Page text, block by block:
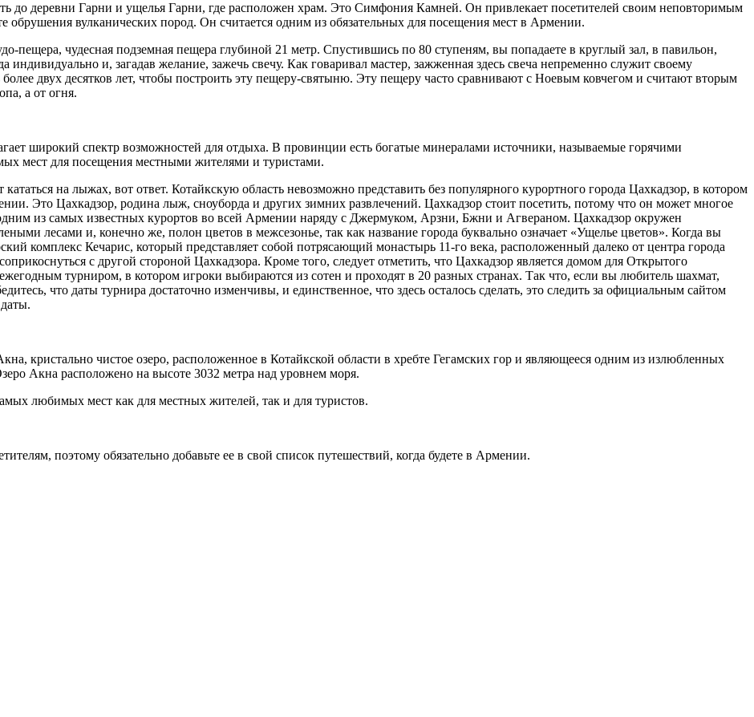
до деревни Гарни и ущелья Гарни, где расположен храм. Это Симфония Камней. Он привлекает посетителей своим неповторимым
обрушения вулканических пород. Он считается одним из обязательных для посещения мест в Армении.
пещера, чудесная подземная пещера глубиной 21 метр. Спустившись по 80 ступеням, вы попадаете в круглый зал, в павильон,
и, загадав желание, зажечь свечу. Как говаривал мастер, зажженная здесь свеча непременно служит своему
двух десятков лет, чтобы построить эту пещеру-святыню. Эту пещеру часто сравнивают с Ноевым ковчегом и считают вторым
а от огня.
широкий спектр возможностей для отдыха. В провинции есть богатые минералами источники, называемые горячими
мест для посещения местными жителями и туристами.
на лыжах, вот ответ. Котайкскую область невозможно представить без популярного курортного города Цахкадзор, в котором
Это Цахкадзор, родина лыж, сноуборда и других зимних развлечений. Цахкадзор стоит посетить, потому что он может многое
из самых известных курортов во всей Армении наряду с Джермуком, Арзни, Бжни и Агвераном. Цахкадзор окружен
лесами и, конечно же, полон цветов в межсезонье, так как название города буквально означает «Ущелье цветов». Когда вы
комплекс Кечарис, который представляет собой потрясающий монастырь 11-го века, расположенный далеко от центра города
с другой стороной Цахкадзора. Кроме того, следует отметить, что Цахкадзор является домом для Открытого
турниром, в котором игроки выбираются из сотен и проходят в 20 разных странах. Так что, если вы любитель шахмат,
что даты турнира достаточно изменчивы, и единственное, что здесь осталось сделать, это следить за официальным сайтом
кристально чистое озеро, расположенное в Котайкской области в хребте Гегамских гор и являющееся одним из излюбленных
Акна расположено на высоте 3032 метра над уровнем моря.
любимых мест как для местных жителей, так и для туристов.
поэтому обязательно добавьте ее в свой список путешествий, когда будете в Армении.